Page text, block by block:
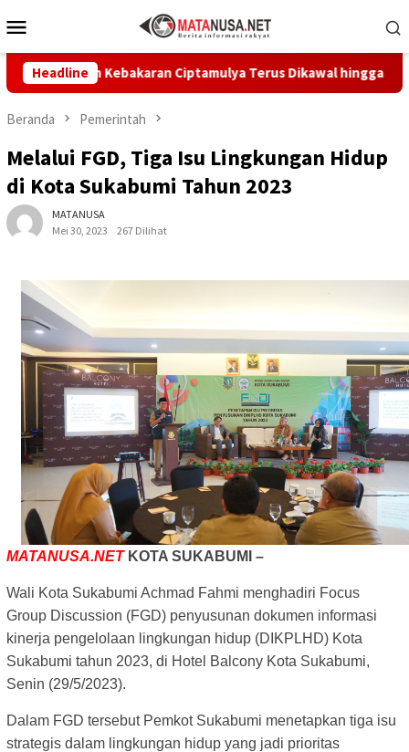
ke
Mobile
Headline
Kebakaran Ciptamulya Terus Dikawal hingga Pulih
Beranda Pemerintah
Melalui FGD, Tiga Isu Lingkungan Hidup
di Kota Sukabumi Tahun 2023
MATANUSA
Mei 30, 2023
267 Dilihat
MATANUSA.NETKOTA SUKABUMI –
Wali Kota Sukabumi Achmad Fahmi menghadiri Focus
Group Discussion (FGD) penyusunan dokumen informasi
kinerja pengelolaan lingkungan hidup (DIKPLHD) Kota
Sukabumi tahun 2023, di Hotel Balcony Kota Sukabumi,
Senin (29/5/2023).
Dalam FGD tersebut Pemkot Sukabumi menetapkan tiga isu
strategis dalam lingkungan hidup yang jadi prioritas